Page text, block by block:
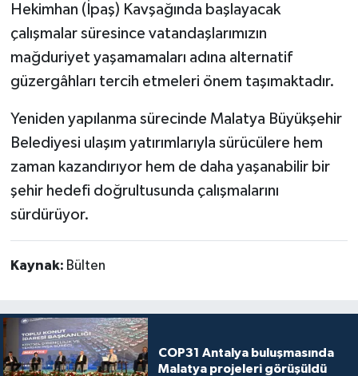
Hekimhan (İpaş) Kavşağında başlayacak
çalışmalar süresince vatandaşlarımızın
mağduriyet yaşamamaları adına alternatif
güzergâhları tercih etmeleri önem taşımaktadır.
Yeniden yapılanma sürecinde Malatya Büyükşehir
Belediyesi ulaşım yatırımlarıyla sürücülere hem
zaman kazandırıyor hem de daha yaşanabilir bir
şehir hedefi doğrultusunda çalışmalarını
sürdürüyor.
Kaynak: Bülten
COP31 Antalya buluşmasında
Malatya projeleri görüşüldü